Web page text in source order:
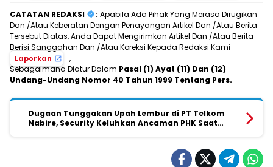
CATATAN REDAKSI : Apabila Ada Pihak Yang Merasa Dirugikan
Dan /Atau Keberatan Dengan Penayangan Artikel Dan /Atau Berita
Tersebut Diatas, Anda Dapat Mengirimkan Artikel Dan /Atau Berita
Berisi Sanggahan Dan /Atau Koreksi Kepada Redaksi Kami
Laporkan
,
Sebagaimana Diatur Dalam Pasal (1) Ayat (11) Dan (12)
Undang-Undang Nomor 40 Tahun 1999 Tentang Pers.
Dugaan Tunggakan Upah Lembur di PT Telkom
Nabire, Security Keluhkan Ancaman PHK Saat